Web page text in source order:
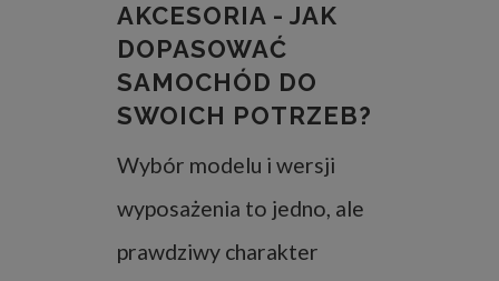
AKCESORIA - JAK
DOPASOWAĆ
SAMOCHÓD DO
SWOICH POTRZEB?
Wybór modelu i wersji
wyposażenia to jedno, ale
prawdziwy charakter